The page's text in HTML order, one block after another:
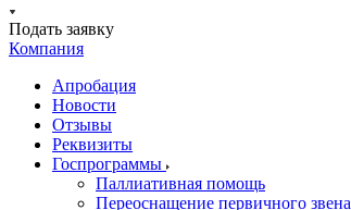
Подать заявку
Компания
Апробация
Новости
Отзывы
Реквизиты
Госпрограммы
Паллиативная помощь
Переоснащение первичного звена